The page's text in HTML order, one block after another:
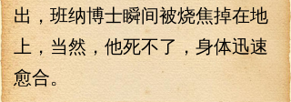
出，班纳博士瞬间被烧焦掉在地
上，当然，他死不了，身体迅速
愈合。